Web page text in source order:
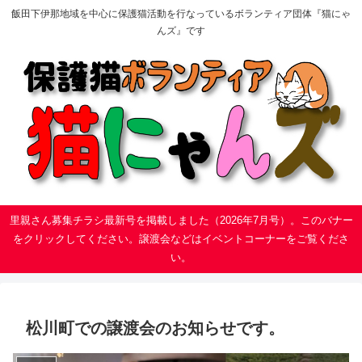
飯田下伊那地域を中心に保護猫活動を行なっているボランティア団体『猫にゃ
んズ』です
里親さん募集チラシ最新号を掲載しました（2026年7月号）。このバナー
をクリックしてください。譲渡会などはイベントコーナーをご覧くださ
い。
松川町での譲渡会のお知らせです。